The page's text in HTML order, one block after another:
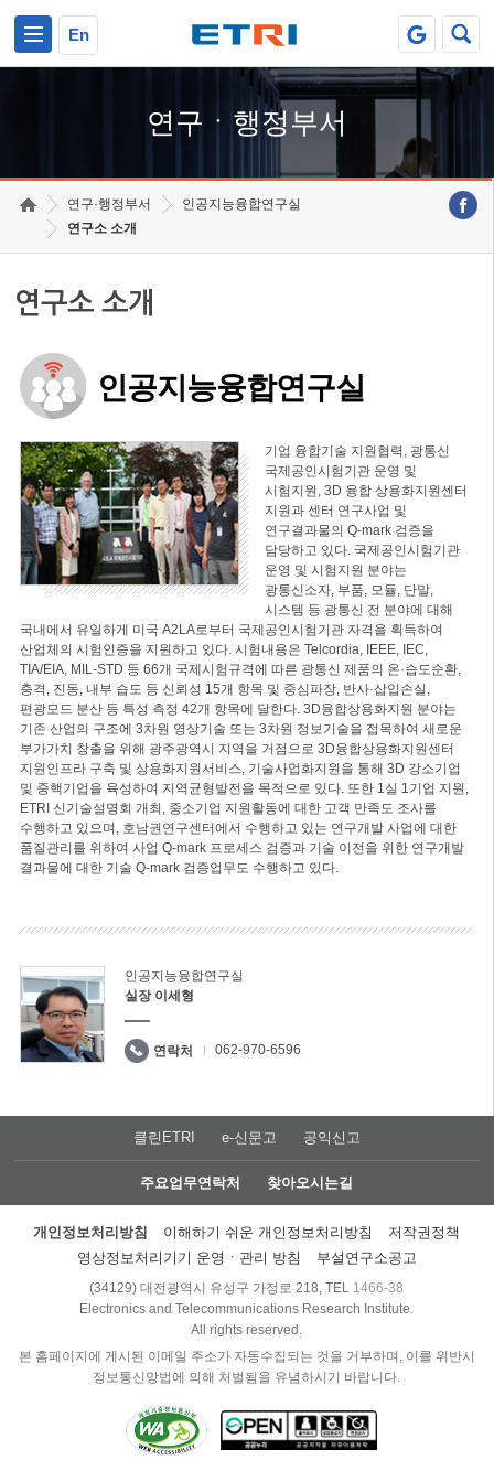
En
연구ㆍ행정부서
연구·행정부서
인공지능융합연구실
연구소 소개
연구소 소개
인공지능융합연구실
기업 융합기술 지원협력, 광통신
국제공인시험기관 운영 및
시험지원, 3D 융합 상용화지원센터
지원과 센터 연구사업 및
연구결과물의 Q-mark 검증을
담당하고 있다. 국제공인시험기관
운영 및 시험지원 분야는
광통신소자, 부품, 모듈, 단말,
시스템 등 광통신 전 분야에 대해
국내에서 유일하게 미국 A2LA로부터 국제공인시험기관 자격을 획득하여
산업체의 시험인증을 지원하고 있다. 시험내용은 Telcordia, IEEE, IEC,
TIA/EIA, MIL-STD 등 66개 국제시험규격에 따른 광통신 제품의 온·습도순환,
충격, 진동, 내부 습도 등 신뢰성 15개 항목 및 중심파장, 반사·삽입손실,
편광모드 분산 등 특성 측정 42개 항목에 달한다. 3D융합상용화지원 분야는
기존 산업의 구조에 3차원 영상기술 또는 3차원 정보기술을 접목하여 새로운
부가가치 창출을 위해 광주광역시 지역을 거점으로 3D융합상용화지원센터
지원인프라 구축 및 상용화지원서비스, 기술사업화지원을 통해 3D 강소기업
및 중핵기업을 육성하여 지역균형발전을 목적으로 있다. 또한 1실 1기업 지원,
ETRI 신기술설명회 개최, 중소기업 지원활동에 대한 고객 만족도 조사를
수행하고 있으며, 호남권연구센터에서 수행하고 있는 연구개발 사업에 대한
품질관리를 위하여 사업 Q-mark 프로세스 검증과 기술 이전을 위한 연구개발
결과물에 대한 기술 Q-mark 검증업무도 수행하고 있다.
인공지능융합연구실
실장 이세형
연락처 062-970-6596
클린ETRI e-신문고 공익신고
주요업무연락처 찾아오시는길
개인정보처리방침 이해하기 쉬운 개인정보처리방침
저작권정책
영상정보처리기기 운영ㆍ관리 방침
부설연구소공고
(34129) 대전광역시 유성구 가정로 218, TEL 1466-38
Electronics and Telecommunications Research Institute.
All rights reserved.
본 홈페이지에 게시된 이메일 주소가 자동수집되는 것을 거부하며, 이를 위반시
정보통신망법에 의해 처벌됨을 유념하시기 바랍니다.